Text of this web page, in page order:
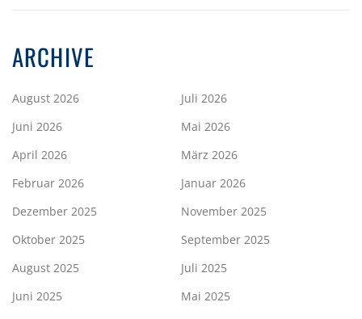
ARCHIVE
August 2026
Juli 2026
Juni 2026
Mai 2026
April 2026
März 2026
Februar 2026
Januar 2026
Dezember 2025
November 2025
Oktober 2025
September 2025
August 2025
Juli 2025
Juni 2025
Mai 2025